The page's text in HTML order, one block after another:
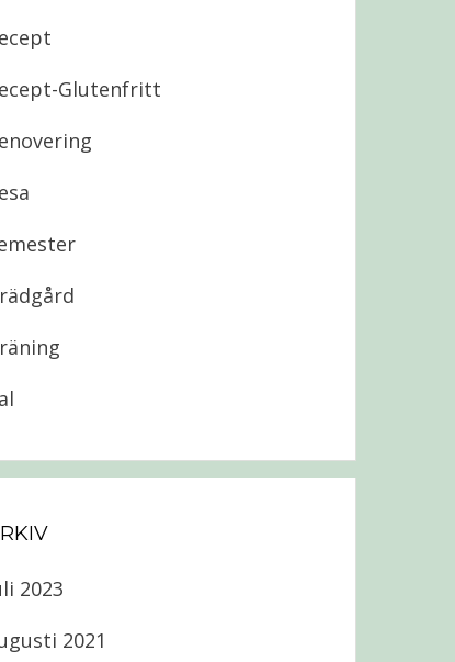
Glutenfritt
2023
2021